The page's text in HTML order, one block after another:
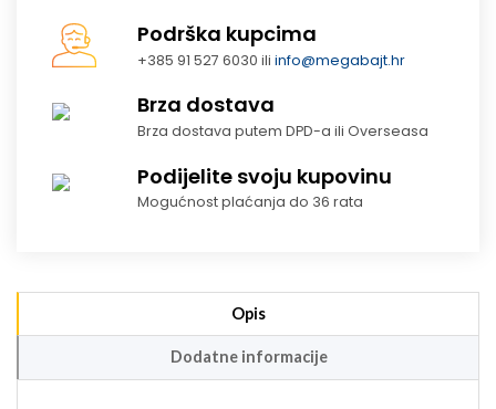
Podrška kupcima
+385 91 527 6030 iliinfo@megabajt.hr
Brza dostava
Brza dostava putem DPD-a ili Overseasa
Podijelite svoju kupovinu
Mogućnost plaćanja do 36 rata
Opis
Dodatne informacije